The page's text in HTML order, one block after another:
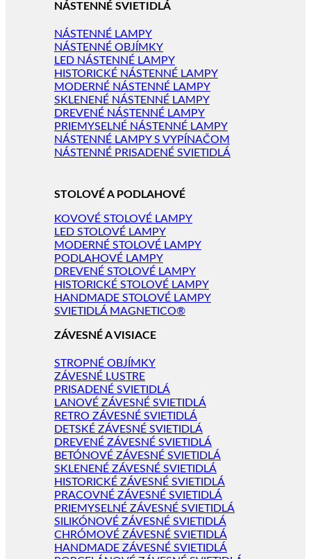
NÁSTENNÉ SVIETIDLÁ
NÁSTENNÉ LAMPY
NÁSTENNÉ OBJÍMKY
LED NÁSTENNÉ LAMPY
HISTORICKÉ NÁSTENNÉ LAMPY
MODERNÉ NÁSTENNÉ LAMPY
SKLENENÉ NÁSTENNÉ LAMPY
DREVENÉ NÁSTENNÉ LAMPY
PRIEMYSELNÉ NÁSTENNÉ LAMPY
NÁSTENNÉ LAMPY S VYPÍNAČOM
NÁSTENNÉ PRISADENÉ SVIETIDLÁ
STOLOVÉ A PODLAHOVÉ
KOVOVÉ STOLOVÉ LAMPY
LED STOLOVÉ LAMPY
MODERNÉ STOLOVÉ LAMPY
PODLAHOVÉ LAMPY
DREVENÉ STOLOVÉ LAMPY
HISTORICKÉ STOLOVÉ LAMPY
HANDMADE STOLOVÉ LAMPY
SVIETIDLÁ MAGNETICO®
ZÁVESNÉ A VISIACE
STROPNÉ OBJÍMKY
ZÁVESNÉ LUSTRE
PRISADENÉ SVIETIDLÁ
LANOVÉ ZÁVESNÉ SVIETIDLÁ
RETRO ZÁVESNÉ SVIETIDLÁ
DETSKÉ ZÁVESNÉ SVIETIDLÁ
DREVENÉ ZÁVESNÉ SVIETIDLÁ
BETÓNOVÉ ZÁVESNÉ SVIETIDLÁ
SKLENENÉ ZÁVESNÉ SVIETIDLÁ
HISTORICKÉ ZÁVESNÉ SVIETIDLÁ
PRACOVNÉ ZÁVESNÉ SVIETIDLÁ
PRIEMYSELNÉ ZÁVESNÉ SVIETIDLÁ
SILIKÓNOVÉ ZÁVESNÉ SVIETIDLÁ
CHRÓMOVÉ ZÁVESNÉ SVIETIDLÁ
HANDMADE ZÁVESNÉ SVIETIDLÁ